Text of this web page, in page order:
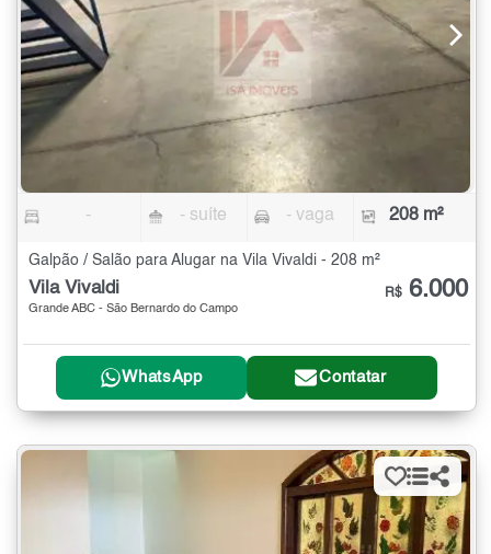
- - suíte - vaga 208 m²
Galpão / Salão para Alugar na Vila Vivaldi - 208 m²
Vila Vivaldi
Grande ABC - São Bernardo do Campo
R$ 6.000
WhatsApp Contatar